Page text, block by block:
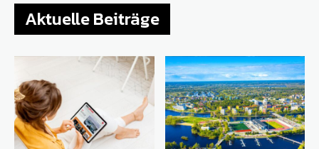
Aktuelle Beiträge